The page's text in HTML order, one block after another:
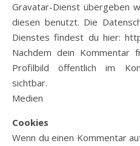
Gravatar-Dienst übergeben
diesen benutzt. Die
Dienstes findest du hier:
Nachdem dein Kommentar
Profilbild öffentlich im
sichtbar.
Medien
Cookies
Wenn du einen Kommentar